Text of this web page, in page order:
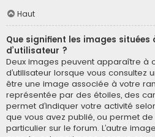
Haut
Que signifient les images situées
d’utilisateur ?
Deux images peuvent apparaître à
d’utilisateur lorsque vous consultez
être une image associée à votre
représentée par des étoiles, des
permet d’indiquer votre activité
que vous avez publié, ou permet
particulier sur le forum. L’autre